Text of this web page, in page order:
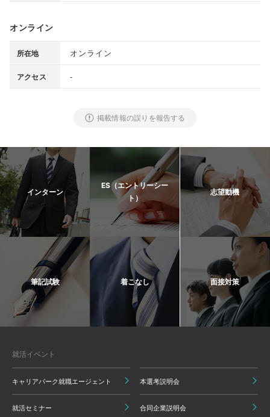
オンライン
所在地 オンライン
アクセス -
掲載情報の誤りを報告する
インターン
ES（エントリーシー
ト）
志望動機
筆記試験 着こなし 面接対策
就活イベント
キャリアパーク就職エージェント 本選考説明会
就活セミナー 合同企業説明会